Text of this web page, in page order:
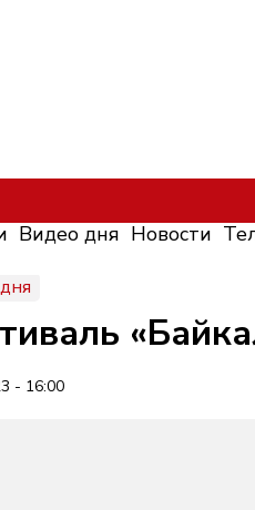
Видео дня Новости
- 16:00